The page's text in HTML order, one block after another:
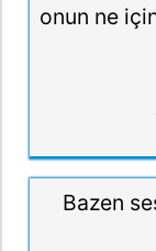
onun ne
Bazen